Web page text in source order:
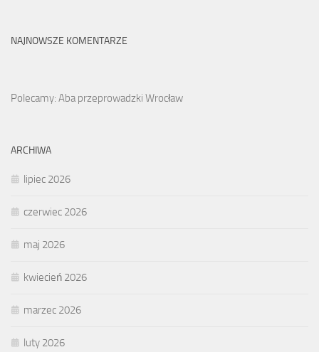
NAJNOWSZE KOMENTARZE
Polecamy: Aba przeprowadzki Wrocław
ARCHIWA
lipiec 2026
czerwiec 2026
maj 2026
kwiecień 2026
marzec 2026
luty 2026